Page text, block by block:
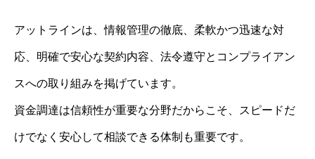
アットラインは、情報管理の徹底、柔軟かつ迅速な対
応、明確で安心な契約内容、法令遵守とコンプライアン
スへの取り組みを掲げています。
資金調達は信頼性が重要な分野だからこそ、スピードだ
けでなく安心して相談できる体制も重要です。